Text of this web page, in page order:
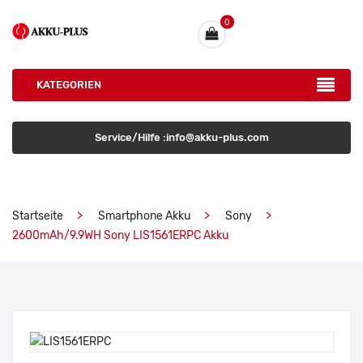
0
KATEGORIEN
Service/Hilfe :info@akku-plus.com
Startseite Smartphone Akku
Sony
2600mAh/9.9WH Sony LIS1561ERPC Akku